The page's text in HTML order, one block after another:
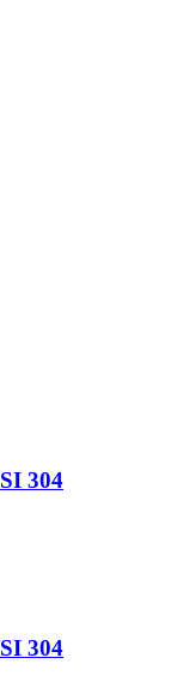
304
304